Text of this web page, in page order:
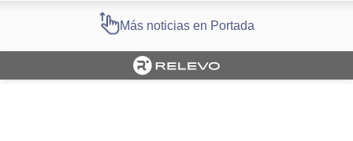
Más noticias en Portada